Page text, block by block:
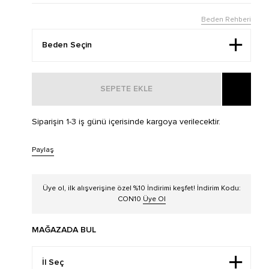
Beden Rehberi
SEPETE EKLE
Siparişin 1-3 iş günü içerisinde kargoya verilecektir.
Paylaş
Üye ol, ilk alışverişine özel %10 İndirimi keşfet! İndirim Kodu:
CON10 Üye Ol
MAĞAZADA BUL